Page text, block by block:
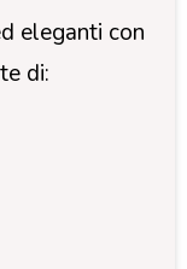
eleganti con
di: